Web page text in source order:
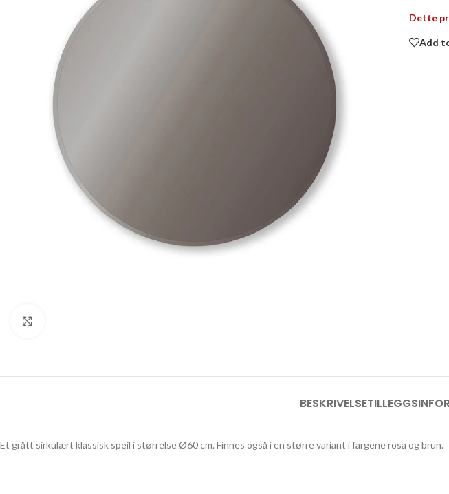
Dette
Add
BESKRIVELSE
Et grått sirkulært klassisk speil i størrelse Ø60 cm. Finnes også i en større variant i fargene rosa og brun.